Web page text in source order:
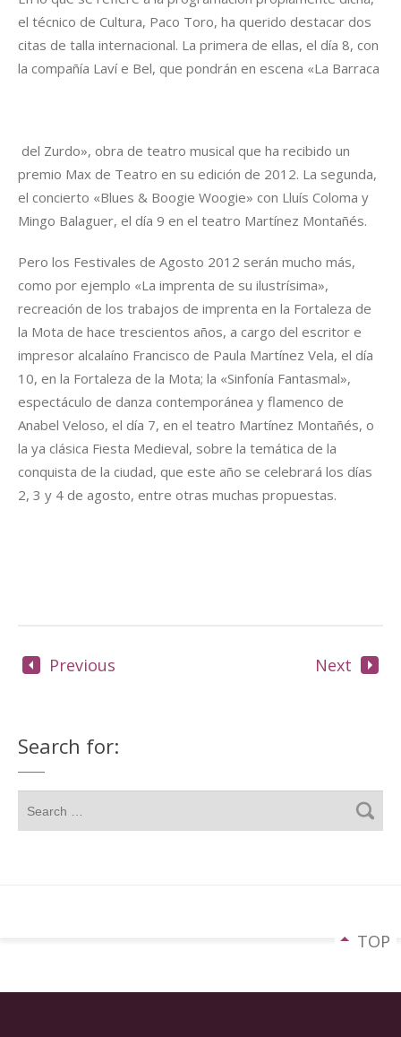
el técnico de Cultura, Paco Toro, ha querido destacar dos
citas de talla internacional. La primera de ellas, el día 8, con
la compañía Laví e Bel, que pondrán en escena «La Barraca
del Zurdo», obra de teatro musical que ha recibido un
premio Max de Teatro en su edición de 2012. La segunda,
el concierto «Blues & Boogie Woogie» con Lluís Coloma y
Mingo Balaguer, el día 9 en el teatro Martínez Montañés.
Pero los Festivales de Agosto 2012 serán mucho más,
como por ejemplo «La imprenta de su ilustrísima»,
recreación de los trabajos de imprenta en la Fortaleza de
la Mota de hace trescientos años, a cargo del escritor e
impresor alcalaíno Francisco de Paula Martínez Vela, el día
10, en la Fortaleza de la Mota; la «Sinfonía Fantasmal»,
espectáculo de danza contemporánea y flamenco de
Anabel Veloso, el día 7, en el teatro Martínez Montañés, o
la ya clásica Fiesta Medieval, sobre la temática de la
conquista de la ciudad, que este año se celebrará los días
2, 3 y 4 de agosto, entre otras muchas propuestas.
Previous Next
Search for:
TOP